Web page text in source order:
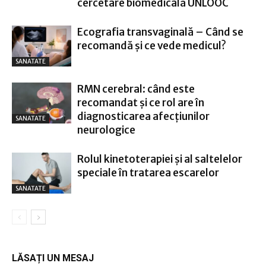
cercetare biomedicală UNLOOC
SANATATE
Ecografia transvaginală – Când se
recomandă și ce vede medicul?
SANATATE
RMN cerebral: când este
recomandat și ce rol are în
diagnosticarea afecțiunilor
neurologice
SANATATE
Rolul kinetoterapiei și al saltelelor
speciale în tratarea escarelor
LĂSAȚI UN MESAJ